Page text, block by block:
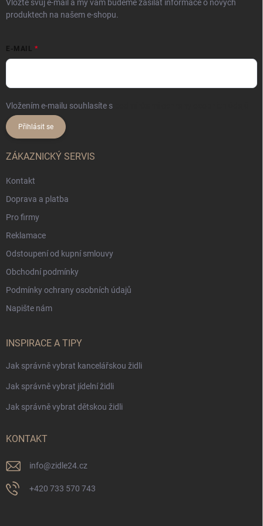
Vložte svůj e-mail a my vám budeme zasílat informace o nových
produktech na našem e-shopu.
E-MAIL
Vložením e-mailu souhlasíte s
Přihlásit se
ZÁKAZNICKÝ SERVIS
Kontakt
Doprava a platba
Pro firmy
Reklamace
Odstoupení od kupní smlouvy
Obchodní podmínky
Podmínky ochrany osobních údajů
Napište nám
INSPIRACE A TIPY
Jak správně vybrat kancelářskou židli
Jak správně vybrat jídelní židli
Jak správně vybrat dětskou židli
KONTAKT
info@zidle24.cz
+420 733 570 743